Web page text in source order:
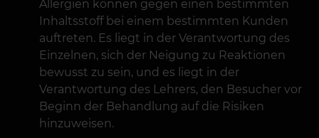
Allergien können gegen einen bestimmten
Inhaltsstoff bei einem bestimmten Kunden
auftreten. Es liegt in der Verantwortung des
Einzelnen, sich der Neigung zu Reaktionen
bewusst zu sein, und es liegt in der
Verantwortung des Lehrers, den Besucher vor
Beginn der Behandlung auf die Risiken
hinzuweisen.